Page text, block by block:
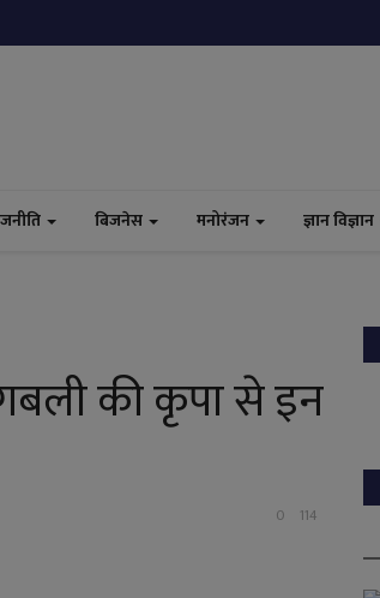
बिजनेस मनोरंजन ज्ञान विज्ञान
की कृपा से इन
0 114